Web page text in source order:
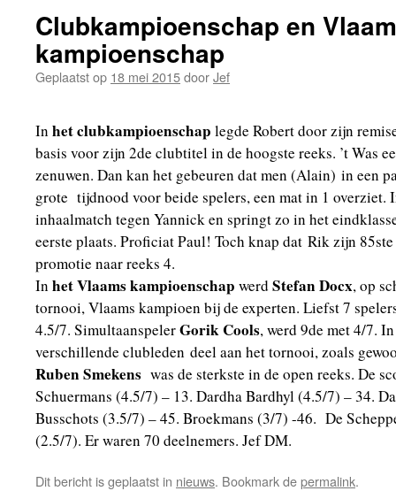
Clubkampioenschap en
kampioenschap
Geplaatst op 18 mei 2015doorJef
In het clubkampioenschap legde Robert door zijn
basis voor zijn 2de clubtitel in de hoogste reeks. ’t Was
zenuwen. Dan kan het gebeuren dat men (Alain) in een
grote tijdnood voor beide spelers, een mat in 1 overziet.
inhaalmatch tegen Yannick en springt zo in het
eerste plaats. Proficiat Paul! Toch knap dat Rik zijn
promotie naar reeks 4.
In het Vlaams kampioenschap werdStefan Docx, op
tornooi, Vlaams kampioen bij de experten. Liefst 7
4.5/7. SimultaanspelerGorik Cools, werd 9de met 4/7.
verschillende clubleden deel aan het tornooi, zoals
Ruben Smekens was de sterkste in de open reeks. De
Schuermans (4.5/7) – 13. Dardha Bardhyl (4.5/7) – 34.
Busschots (3.5/7) – 45. Broekmans (3/7) -46. De
(2.5/7). Er waren 70 deelnemers. Jef DM.
Dit bericht is geplaatst in nieuws. Bookmark depermalink.